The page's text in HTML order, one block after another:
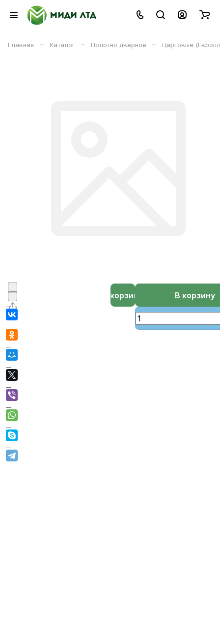
Главная – Каталог – Полотно дверное – Царговые
В корзину
В корзине